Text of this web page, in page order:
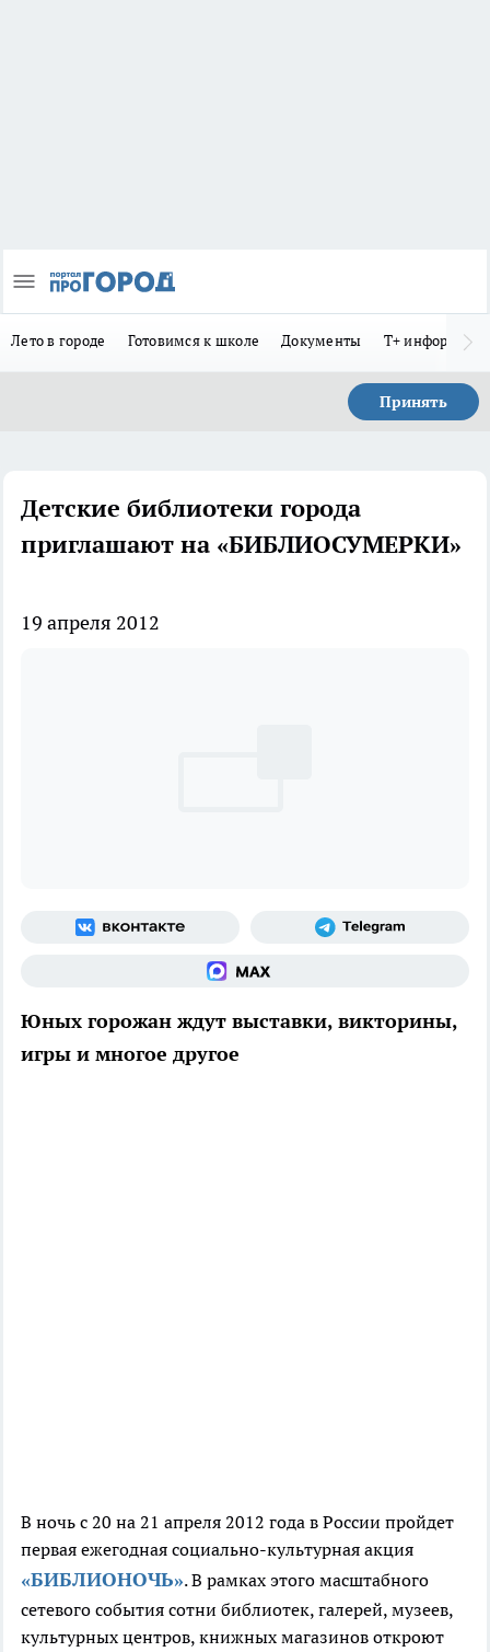
Лето в городе Готовимся к школе Документы Т+
Принять
Детские библиотеки города
приглашают на «БИБЛИОСУМЕРКИ»
19 апреля 2012
Юных горожан ждут выставки, викторины,
игры и многое другое
В ночь с 20 на 21 апреля 2012 года в России пройдет
первая ежегодная социально-культурная акция
«БИБЛИОНОЧЬ». В рамках этого масштабного
сетевого события сотни библиотек, галерей, музеев,
культурных центров, книжных магазинов откроют